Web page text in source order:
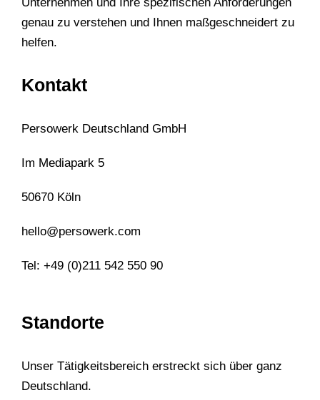
Unternehmen und Ihre spezifischen Anforderungen
genau zu verstehen und Ihnen maßgeschneidert zu
helfen.
Kontakt
Persowerk Deutschland GmbH
Im Mediapark 5
50670 Köln
hello@persowerk.com
Tel: +49 (0)211 542 550 90
Standorte
Unser Tätigkeitsbereich erstreckt sich über ganz
Deutschland.